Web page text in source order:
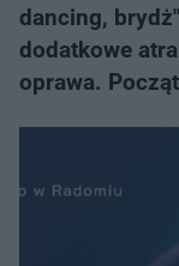
dancing,
dodatkowe
oprawa.